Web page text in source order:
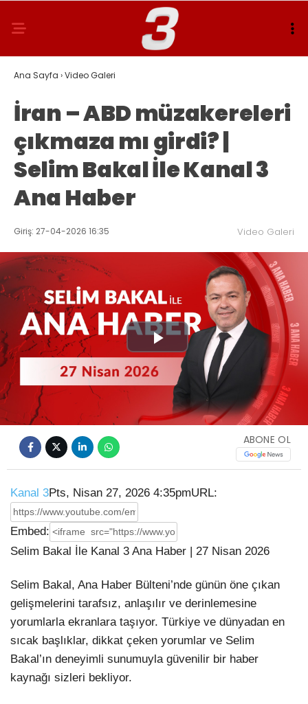
Ana Sayfa ›Video Galeri
İran – ABD müzakereleri
çıkmaza mı girdi? |
Selim Bakal İle Kanal 3
Ana Haber
Giriş: 27-04-2026 16:35 Video Galeri
Play
Video
ABONE OL
Kanal 3Pts, Nisan 27, 2026 4:35pmURL:
Embed:
Selim Bakal İle Kanal 3 Ana Haber | 27 Nisan 2026
Selim Bakal, Ana Haber Bülteni’nde günün öne çıkan
gelişmelerini tarafsız, anlaşılır ve derinlemesine
yorumlarla ekranlara taşıyor. Türkiye ve dünyadan en
sıcak başlıklar, dikkat çeken yorumlar ve Selim
Bakal’ın deneyimli sunumuyla güvenilir bir haber
kaynağı sizleri bekliyor.